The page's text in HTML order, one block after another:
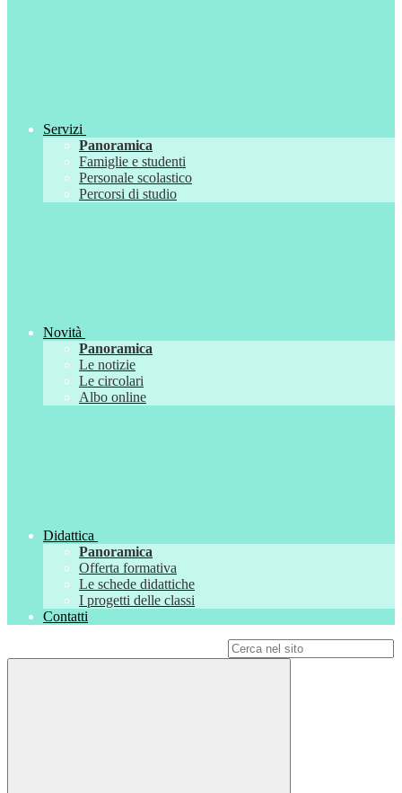
Servizi
Panoramica
Famiglie e studenti
Personale scolastico
Percorsi di studio
Novità
Panoramica
Le notizie
Le circolari
Albo online
Didattica
Panoramica
Offerta formativa
Le schede didattiche
I progetti delle classi
Contatti